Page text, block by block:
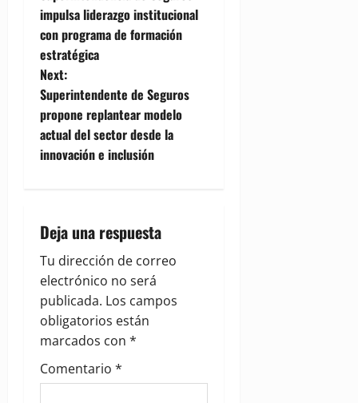
o
s
t
n
a
i
g
a
t
i
o
impulsa liderazgo institucional
con programa de formación
estratégica
Next:
Superintendente de Seguros
propone replantear modelo
actual del sector desde la
innovación e inclusión
Deja una respuesta
Tu dirección de correo
electrónico no será
publicada. Los campos
obligatorios están
marcados con *
Comentario *